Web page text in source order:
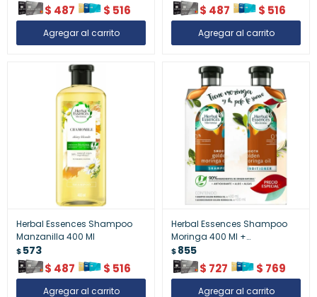
$ 487 $ 516 $ 487 $ 516
Herbal Essences Shampoo
Manzanilla 400 Ml
$573
$ 487 $ 516
Herbal Essences Shampoo
Moringa 400 Ml +
Acondicionador 50%
$855
$ 727 $ 769